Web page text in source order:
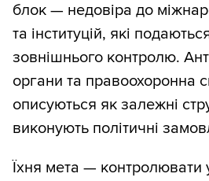
блок — недовіра до
та інституцій, які
зовнішнього контролю.
органи та правоохоронна
описуються як залежні
виконують політичні
Їхня мета — контролювати